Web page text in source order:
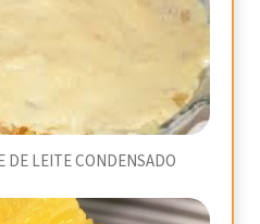
DE LEITE CONDENSADO